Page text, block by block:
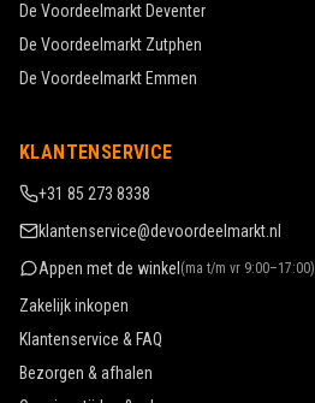
De Voordeelmarkt Deventer
De Voordeelmarkt Zutphen
De Voordeelmarkt Emmen
KLANTENSERVICE
+31 85 273 8338
klantenservice@devoordeelmarkt.nl
Appen met de winkel (ma t/m vr 9:00–17:00)
Zakelijk inkopen
Klantenservice & FAQ
Bezorgen & afhalen